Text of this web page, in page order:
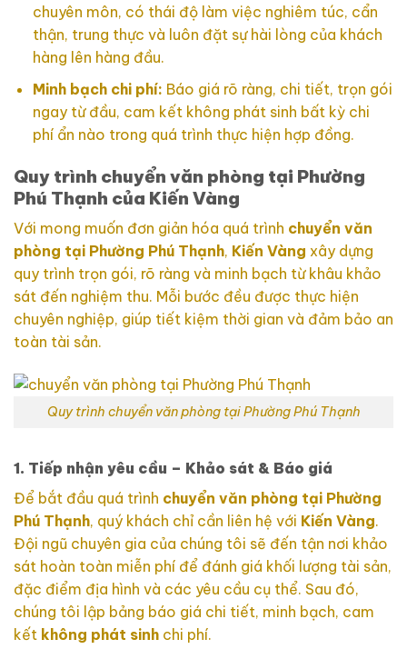
chuyên môn, có thái độ làm việc nghiêm túc, cẩn
thận, trung thực và luôn đặt sự hài lòng của khách
hàng lên hàng đầu.
Minh bạch chi phí: Báo giá rõ ràng, chi tiết, trọn gói
ngay từ đầu, cam kết không phát sinh bất kỳ chi
phí ẩn nào trong quá trình thực hiện hợp đồng.
Quy trình chuyển văn phòng tại Phường
Phú Thạnh của Kiến Vàng
Với mong muốn đơn giản hóa quá trình chuyển văn
phòng tại Phường Phú Thạnh, Kiến Vàng xây dựng
quy trình trọn gói, rõ ràng và minh bạch từ khâu khảo
sát đến nghiệm thu. Mỗi bước đều được thực hiện
chuyên nghiệp, giúp tiết kiệm thời gian và đảm bảo an
toàn tài sản.
Quy trình chuyển văn phòng tại Phường Phú Thạnh
1. Tiếp nhận yêu cầu – Khảo sát & Báo giá
Để bắt đầu quá trình chuyển văn phòng tại Phường
Phú Thạnh, quý khách chỉ cần liên hệ với Kiến Vàng.
Đội ngũ chuyên gia của chúng tôi sẽ đến tận nơi khảo
sát hoàn toàn miễn phí để đánh giá khối lượng tài sản,
đặc điểm địa hình và các yêu cầu cụ thể. Sau đó,
chúng tôi lập bảng báo giá chi tiết, minh bạch, cam
kết không phát sinh chi phí.